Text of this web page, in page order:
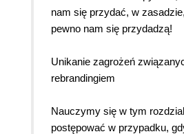
nam się przydać, w
pewno nam się przydadzą!
Unikanie zagrożeń
rebrandingiem
Nauczymy się w tym
postępować w przypadku,